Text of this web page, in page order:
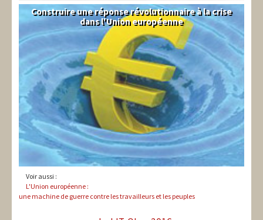
Syndical
Construire une réponse révolutionnaire à la crise
dans l'Union européenne
Voir aussi :
L'Union européenne :
une machine de guerre contre les travailleurs et les peuples